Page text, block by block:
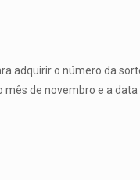
adquirir o número da
de novembro e a